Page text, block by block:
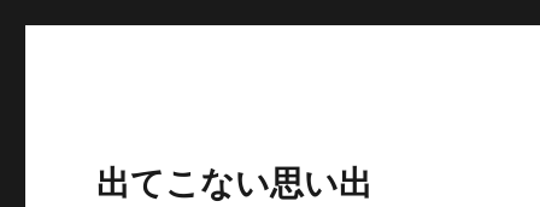
出てこない思い出